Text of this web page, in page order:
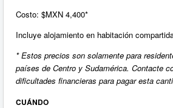
Costo: $MXN 4,400*
Incluye alojamiento en habitación
*Estos precios son solamente para
países de Centro y Sudamérica. Contacte
dificultades financieras para pagar esta
CUÁNDO